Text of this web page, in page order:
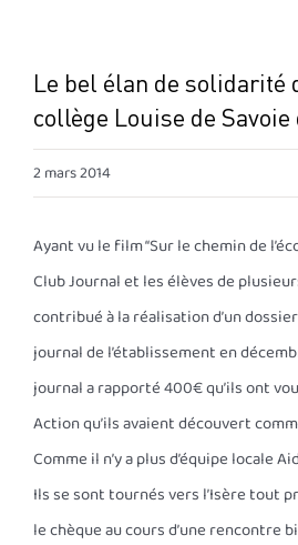
Le bel élan de solidarité
collège Louise de Savoie
2 mars 2014
Ayant vu le film “Sur le chemin de
Club Journal et les élèves de
contribué à la réalisation d’un
journal de l’établissement en
journal a rapporté 400€ qu’ils ont
Action qu’ils avaient découvert
Comme il n’y a plus d’équipe locale
Ils se sont tournés vers l’Isère tout
le chèque au cours d’une rencontre